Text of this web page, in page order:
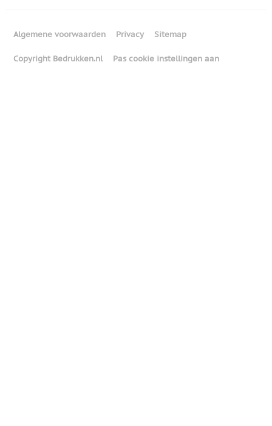
Algemene voorwaarden Privacy Sitemap
Copyright Bedrukken.nl Pas cookie instellingen aan